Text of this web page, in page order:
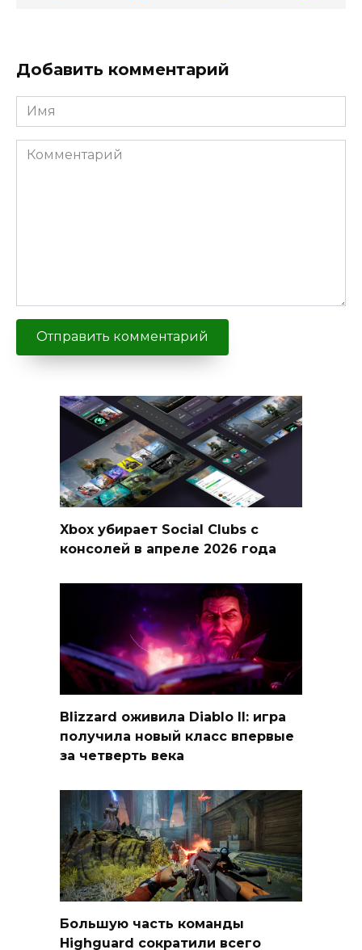
Добавить комментарий
Имя
Комментарий
Xbox убирает Social Clubs с
консолей в апреле 2026 года
Blizzard оживила Diablo II: игра
получила новый класс впервые
за четверть века
Большую часть команды
Highguard сократили всего